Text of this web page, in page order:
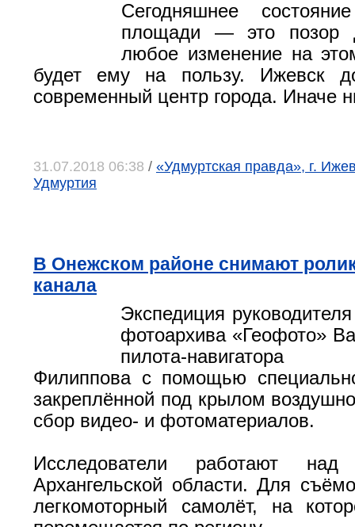
Сегодняшнее
площади — это позор
любое изменение на
будет ему на пользу. Ижевск
современный центр города. Иначе
31.07.2018 06:38 / «Удмуртская правда», г.
Удмуртия
В Онежском районе снимают
канала
Экспедиция
фотоархива «Геофото»
пилота-
Филиппова с помощью
закреплённой под крылом
сбор видео- и фотоматериалов.
Исследователи работают
Архангельской области. Для
легкомоторный самолёт, на